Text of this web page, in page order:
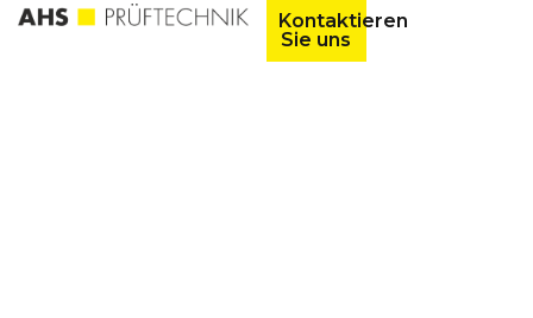
Kontaktieren
Sie uns